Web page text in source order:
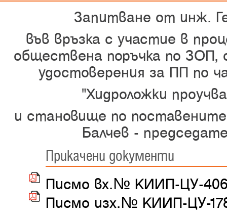
Запитване от инж.
във връзка с участие в
обществена поръчка по ЗОП,
удостоверения за ПП по
"Хидроложки
и становище по
Балчев -
Прикачени документи
Писмо вх.№ КИИП-ЦУ-
Писмо изх.№ КИИП-ЦУ-